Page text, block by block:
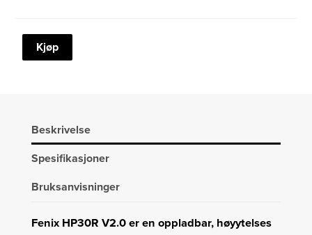
FENIX
HP30R
antall
Kjøp
Beskrivelse
Spesifikasjoner
Bruksanvisninger
Fenix ​​HP30R V2.0 er en oppladbar, høyytelses